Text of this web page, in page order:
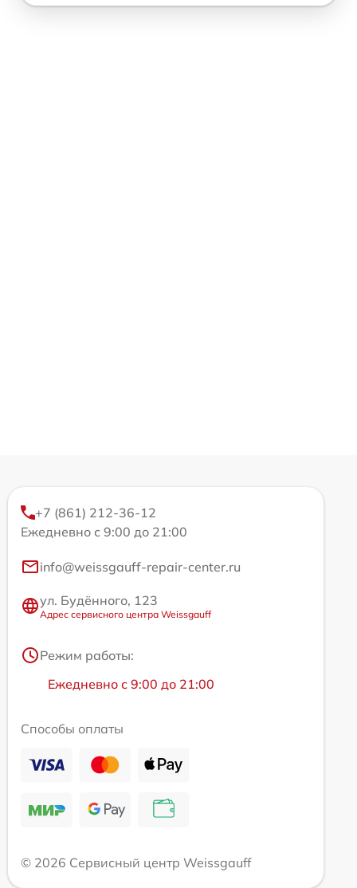
+7 (861) 212-36-12
Ежедневно с 9:00 до 21:00
info@weissgauff-repair-center.ru
ул. Будённого, 123
Адрес сервисного центра Weissgauff
Режим работы:
Ежедневно с 9:00 до 21:00
Способы оплаты
© 2026 Сервисный центр Weissgauff